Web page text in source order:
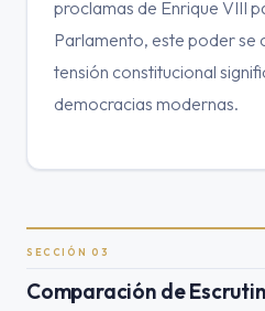
proclamas de Enrique VIII
Parlamento, este poder se
tensión constitucional
democracias modernas.
SECCIÓN 03
Comparación de